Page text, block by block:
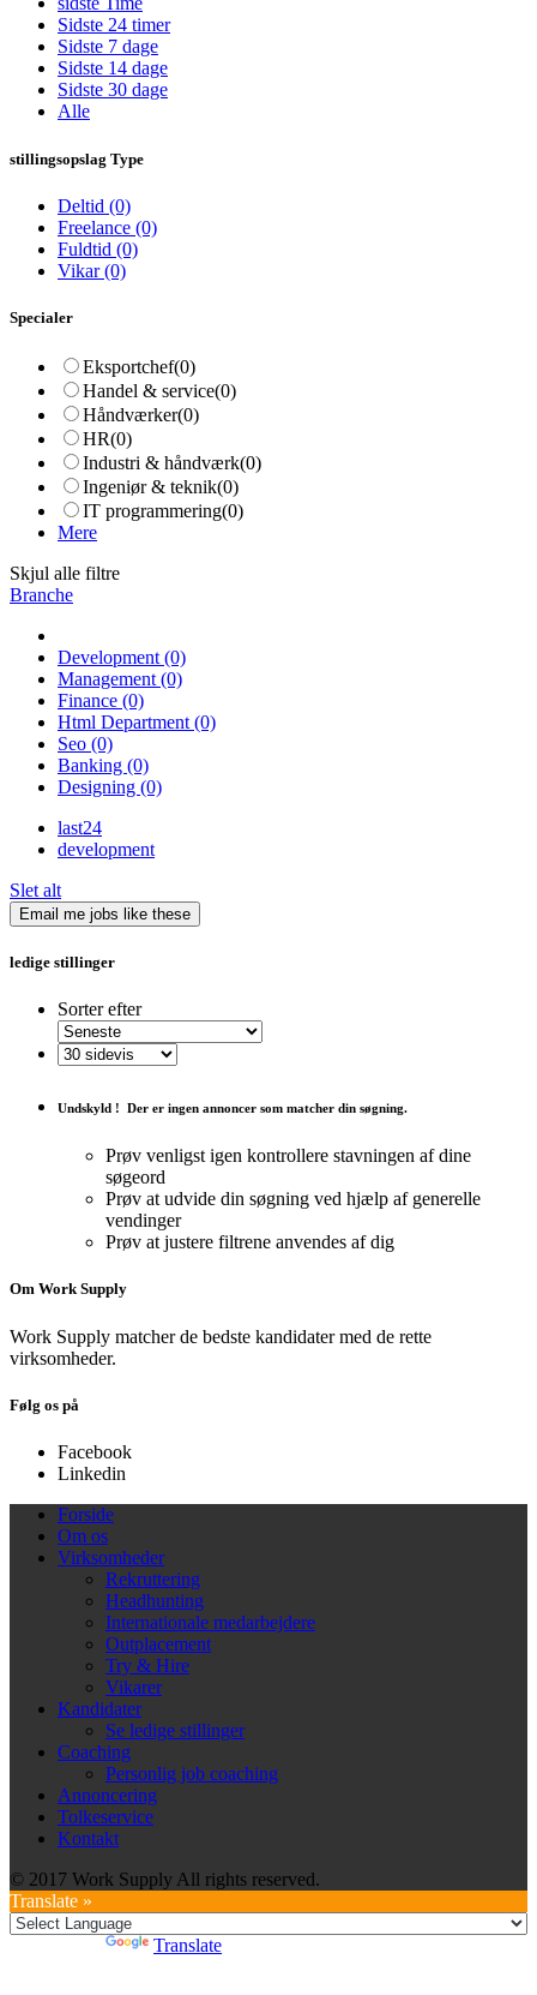
Sidste 24 timer
Sidste 7 dage
Sidste 14 dage
Sidste 30 dage
Alle
stillingsopslag Type
Deltid (0)
Freelance (0)
Fuldtid (0)
Vikar(0)
Specialer
Eksportchef(0)
Handel & service(0)
Håndværker(0)
HR(0)
Industri & håndværk(0)
Ingeniør & teknik(0)
IT programmering(0)
Mere
Skjul alle filtre
Branche
Development (0)
Management (0)
Finance (0)
Html Department (0)
Seo (0)
Banking (0)
Designing (0)
last24
development
Slet alt
Email me jobs like these
ledige stillinger
Sorter efter
Undskyld ! Der er ingen annoncer som matcher din søgning.
Prøv venligst igen kontrollere stavningen af ​​dine
søgeord
Prøv at udvide din søgning ved hjælp af generelle
vendinger
Prøv at justere filtrene anvendes af dig
Om Work Supply
Work Supply matcher de bedste kandidater med de rette
virksomheder.
Følg os på
Facebook
Linkedin
Forside
Om os
Virksomheder
Rekruttering
Headhunting
Internationale medarbejdere
Outplacement
Try & Hire
Vikarer
Kandidater
Se ledige stillinger
Coaching
Personlig job coaching
Annoncering
Tolkeservice
Kontakt
© 2017 Work Supply All rights reserved.
Translate »
Translate